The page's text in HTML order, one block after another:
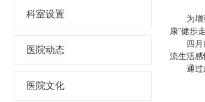
科室设置
医院动态
医院文化
为
康”健步
四
流生活感
通